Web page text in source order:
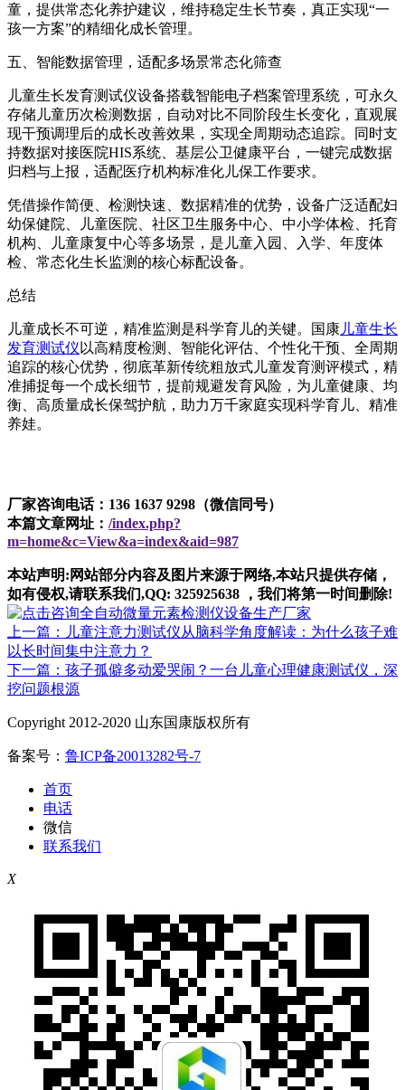
童，提供常态化养护建议，维持稳定生长节奏，真正实现“一
孩一方案”的精细化成长管理。
五、智能数据管理，适配多场景常态化筛查
儿童生长发育测试仪设备搭载智能电子档案管理系统，可永久
存储儿童历次检测数据，自动对比不同阶段生长变化，直观展
现干预调理后的成长改善效果，实现全周期动态追踪。同时支
持数据对接医院HIS系统、基层公卫健康平台，一键完成数据
归档与上报，适配医疗机构标准化儿保工作要求。
凭借操作简便、检测快速、数据精准的优势，设备广泛适配妇
幼保健院、儿童医院、社区卫生服务中心、中小学体检、托育
机构、儿童康复中心等多场景，是儿童入园、入学、年度体
检、常态化生长监测的核心标配设备。
总结
儿童成长不可逆，精准监测是科学育儿的关键。国康 儿童生长
发育测试仪 以高精度检测、智能化评估、个性化干预、全周期
追踪的核心优势，彻底革新传统粗放式儿童发育测评模式，精
准捕捉每一个成长细节，提前规避发育风险，为儿童健康、均
衡、高质量成长保驾护航，助力万千家庭实现科学育儿、精准
养娃。
厂家咨询电话：136 1637 9298（微信同号）
本篇文章网址： /index.php?
m=home&c=View&a=index&aid=987
本站声明:网站部分内容及图片来源于网络,本站只提供存储，
如有侵权,请联系我们,QQ: 325925638 ，我们将第一时间删除!
上一篇：儿童注意力测试仪从脑科学角度解读：为什么孩子难
以长时间集中注意力？
下一篇：孩子孤僻多动爱哭闹？一台儿童心理健康测试仪，深
挖问题根源
Copyright 2012-2020 山东国康版权所有
备案号： 鲁ICP备20013282号-7
首页
电话
微信
联系我们
X